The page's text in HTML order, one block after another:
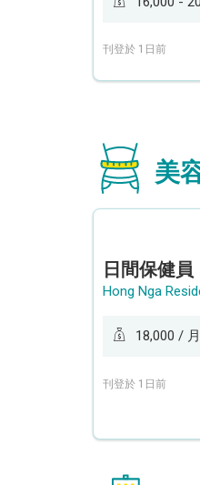
刊登於 1日前
美
日間保健員
18,000 /
刊登於 1日前